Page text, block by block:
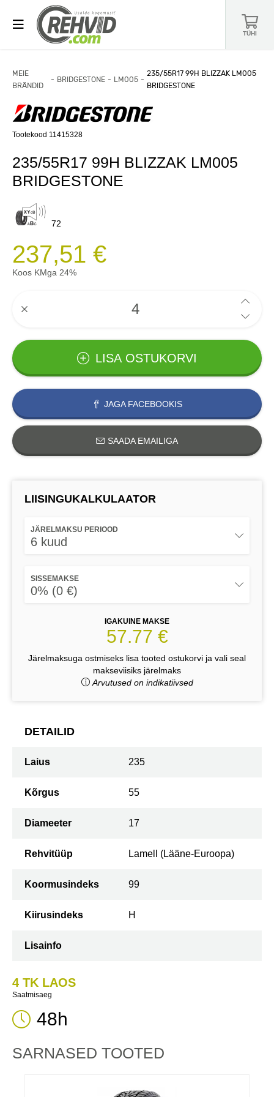
TÜHI
MEIE
BRÄNDID
BRIDGESTONE LM005
235/55R17 99H BLIZZAK LM005
BRIDGESTONE
Tootekood 11415328
235/55R17 99H BLIZZAK LM005
BRIDGESTONE
72
237,51 €
Koos KMga 24%
LISA OSTUKORVI
JAGA FACEBOOKIS
SAADA EMAILIGA
LIISINGUKALKULAATOR
JÄRELMAKSU PERIOOD
6 kuud
SISSEMAKSE
0% (0 €)
IGAKUINE MAKSE
57.77 €
Järelmaksuga ostmiseks lisa tooted ostukorvi ja vali seal
makseviisiks järelmaks
Arvutused on indikatiivsed
DETAILID
Laius 235
Kõrgus 55
Diameeter 17
Rehvitüüp Lamell (Lääne-Euroopa)
Koormusindeks 99
Kiirusindeks H
Lisainfo
4 TK LAOS
Saatmisaeg
48h
SARNASED TOOTED